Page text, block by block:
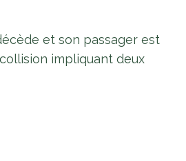
et son passager est
impliquant deux